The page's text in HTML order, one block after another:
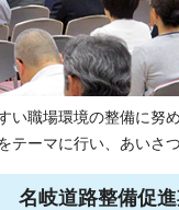
い職場環境の整備に努
テーマに行い、あいさつ
名岐道路整備促